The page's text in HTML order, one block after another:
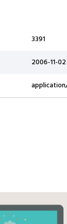
3391
2006-11-02